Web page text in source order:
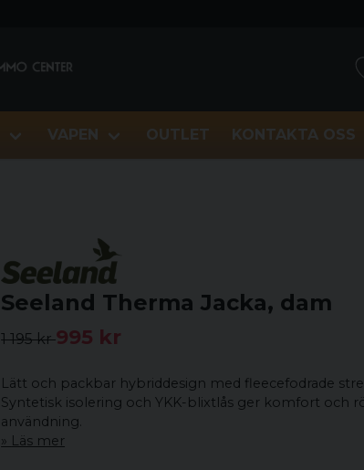
VAPEN OUTLET KONTAKTA OSS
Seeland Therma Jacka, dam
1 195 kr995 kr
Lätt och packbar hybriddesign med fleecefodrade
Syntetisk isolering och YKK-blixtlås ger komfort och
användning.
Läs mer